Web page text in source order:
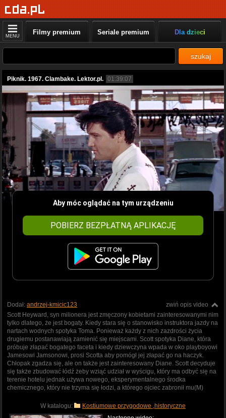
MENU Filmy premium Seriale premium Dla dzieci
szukaj
Piknik. 1967. Clambake. Lektor.pl. 01:39:07
Aby móc oglądać na tym urządzeniu
POBIERZ BEZPŁATNĄ APLIKACJĘ
zwiń opis video
Dodał: andrzej-kmicic123
Scott Heyward, syn milionera jest zmęczony kobietami zainteresowanymi nim
tylko dlatego, że jest bogaty. Kiedy stara się o stanowisko instruktora jazdy na
nartach wodnych spotyka Toma. Ponieważ każdy z nich zazdrości życia
drugiemu postanawiają zamienić się miejscami. Scott spotyka Diane, która
próbuje złapać bogatego faceta i kiedy dziewczyna wpada w oko playboyowi
Jamesowi Jamsonowi, prosi Scotta aby pomógł jej złapać go na haczyk.
Chłopak zgadza się, ale on także jest zainteresowany Diane. Scott decyduje
się także zbudować łódź żeby wziąć udział w wyścigu, który ma odbyć się na
terenie hotelu jednak używa nowego, eksperymentalnego środka
chemicznego, który nie trzyma się łodzi, a którego ojciec zabronił mu(M)
W katalogu: Kostiumowe przygodowe ,historyczne